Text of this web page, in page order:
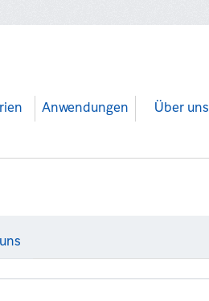
Anwendungen Über uns